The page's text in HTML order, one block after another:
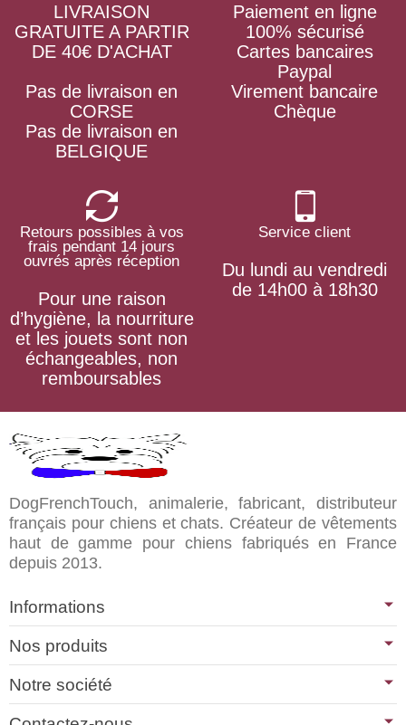
LIVRAISON
GRATUITE A PARTIR
DE 40€ D'ACHAT
Pas de livraison en
CORSE
Pas de livraison en
BELGIQUE
Paiement en ligne
100% sécurisé
Cartes bancaires
Paypal
Virement bancaire
Chèque
Retours possibles à vos
frais pendant 14 jours
ouvrés après réception
Pour une raison
d’hygiène, la nourriture
et les jouets sont non
échangeables, non
remboursables
Service client
Du lundi au vendredi
de 14h00 à 18h30
DogFrenchTouch, animalerie, fabricant, distributeur
français pour chiens et chats. Créateur de vêtements
haut de gamme pour chiens fabriqués en France
depuis 2013.
Informations
Nos produits
Notre société